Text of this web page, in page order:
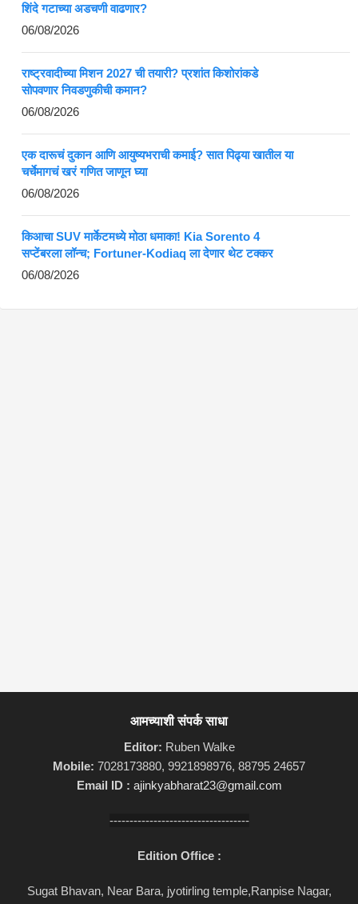
शिंदे गटाच्या अडचणी वाढणार?
06/08/2026
राष्ट्रवादीच्या मिशन 2027 ची तयारी? प्रशांत किशोरांकडे
सोपवणार निवडणुकीची कमान?
06/08/2026
एक दारूचं दुकान आणि आयुष्यभराची कमाई? सात पिढ्या खातील या
चर्चेमागचं खरं गणित जाणून घ्या
06/08/2026
किआचा SUV मार्केटमध्ये मोठा धमाका! Kia Sorento 4
सप्टेंबरला लॉन्च; Fortuner-Kodiaq ला देणार थेट टक्कर
06/08/2026
आमच्याशी संपर्क साधा
Editor: Ruben Walke
Mobile: 7028173880, 9921898976, 88795 24657
Email ID : ajinkyabharat23@gmail.com
-----------------------------------
Edition Office :
Sugat Bhavan, Near Bara, jyotirling temple,Ranpise Nagar,